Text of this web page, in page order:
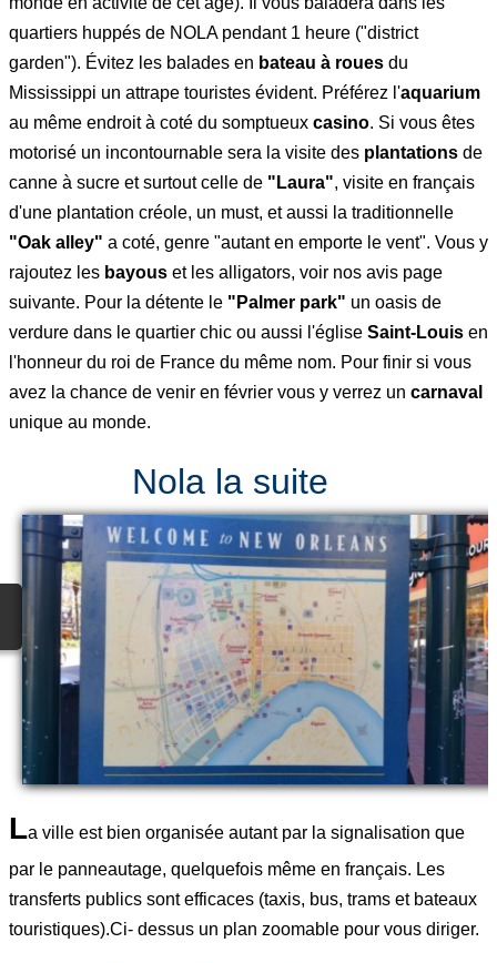
quartiers huppés de NOLA pendant 1 heure ("district
garden"). Évitez les balades en bateau à roues du
Mississippi un attrape touristes évident. Préférez l'aquarium
au même endroit à coté du somptueux casino. Si vous êtes
motorisé un incontournable sera la visite des plantations de
canne à sucre et surtout celle de "Laura", visite en français
d'une plantation créole, un must, et aussi la traditionnelle
"Oak alley" a coté, genre "autant en emporte le vent". Vous y
rajoutez les bayous et les alligators, voir nos avis page
suivante. Pour la détente le "Palmer park" un oasis de
verdure dans le quartier chic ou aussi l'église Saint-Louis en
l'honneur du roi de France du même nom. Pour finir si vous
avez la chance de venir en février vous y verrez un carnaval
unique au monde.
Nola la suite
La ville est bien organisée autant par la signalisation que
par le panneautage, quelquefois même en français. Les
transferts publics sont efficaces (taxis, bus, trams et bateaux
touristiques).Ci- dessus un plan zoomable pour vous diriger.